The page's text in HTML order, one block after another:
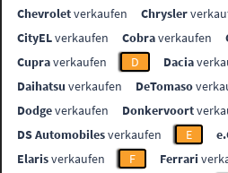
Chevroletverkaufen Chrysler
CityELverkaufen Cobraverkaufen
Cupraverkaufen D Dacia
Daihatsu verkaufen DeTomaso
Dodgeverkaufen Donkervoort
DS Automobilesverkaufen E
Elarisverkaufen F Ferrari